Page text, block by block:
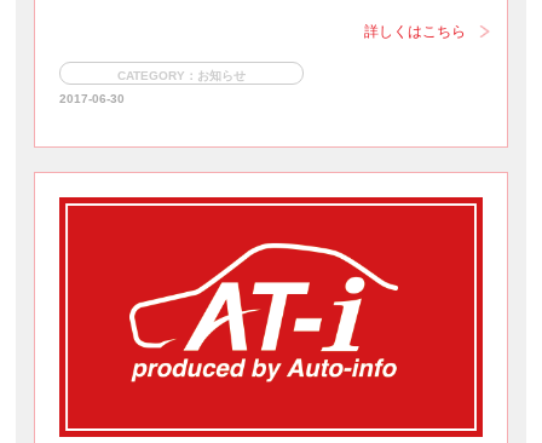
詳しくはこちら
CATEGORY：お知らせ
2017-06-30